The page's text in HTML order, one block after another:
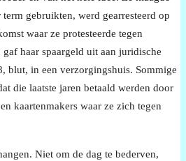
gebruikten, werd gearresteerd op
waar ze protesteerde tegen
haar spaargeld uit aan juridische
blut, in een verzorgingshuis. Sommige
die laatste jaren betaald werden door
kaartenmakers waar ze zich tegen
Niet om de dag te bederven,